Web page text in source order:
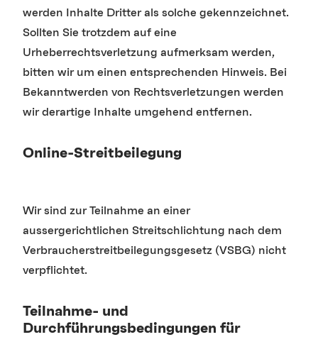
werden Inhalte Dritter als solche gekennzeichnet.
Sollten Sie trotzdem auf eine
Urheberrechtsverletzung aufmerksam werden,
bitten wir um einen entsprechenden Hinweis. Bei
Bekanntwerden von Rechtsverletzungen werden
wir derartige Inhalte umgehend entfernen.
Online-Streitbeilegung
Wir sind zur Teilnahme an einer
aussergerichtlichen Streitschlichtung nach dem
Verbraucherstreitbeilegungsgesetz (VSBG) nicht
verpflichtet.
Teilnahme- und
Durchführungsbedingungen für